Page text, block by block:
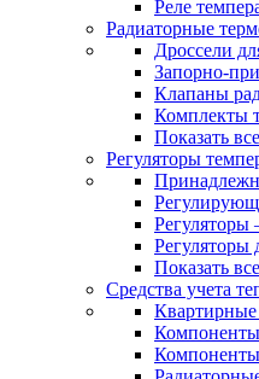
Реле
Радиаторные
Дроссели
Запорно-
Клапаны
Комплекты
Показать все
Регуляторы
Регуляторы
Регуляторы
Показать все
Средства учета
Квартирные